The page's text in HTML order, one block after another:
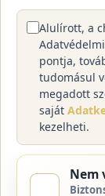
Alulírott, a
pontja,
tudomásul
megadott
saját
kezelheti.
Nem